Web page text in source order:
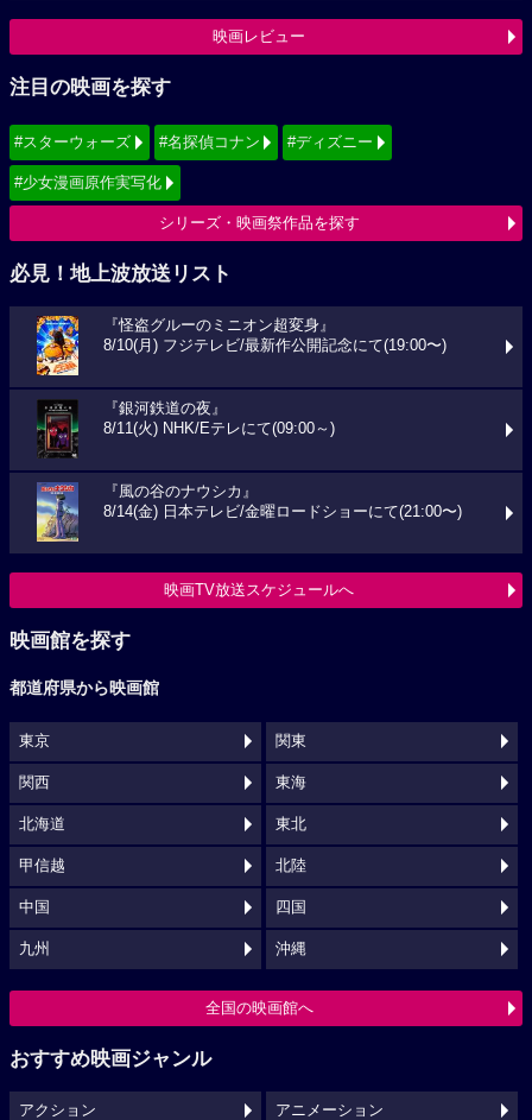
映画レビュー
注目の映画を探す
#スターウォーズ #名探偵コナン #ディズニー
#少女漫画原作実写化
シリーズ・映画祭作品を探す
必見！地上波放送リスト
『怪盗グルーのミニオン超変身』
8/10(月) フジテレビ/最新作公開記念にて(19:00〜)
『銀河鉄道の夜』
8/11(火) NHK/Eテレにて(09:00～)
『風の谷のナウシカ』
8/14(金) 日本テレビ/金曜ロードショーにて(21:00〜)
映画TV放送スケジュールへ
映画館を探す
都道府県から映画館
東京 関東
関西 東海
北海道 東北
甲信越 北陸
中国 四国
九州 沖縄
全国の映画館へ
おすすめ映画ジャンル
アクション アニメーション